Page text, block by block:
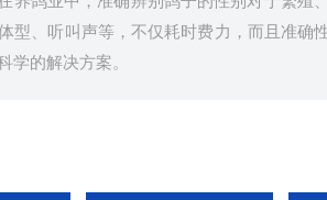
型、听叫声等，不仅耗时费力，而且准确
学的解决方案。